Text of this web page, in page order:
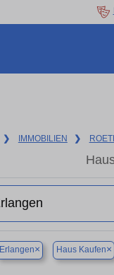
❯ IMMOBILIEN ❯
Erlangen× Haus Kaufen×